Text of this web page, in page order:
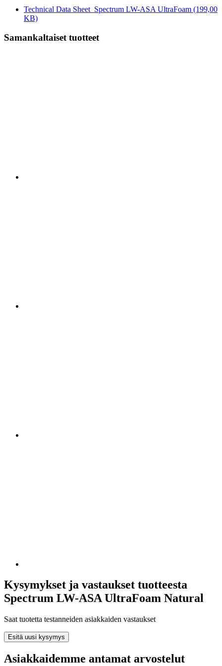
Technical Data Sheet_Spectrum LW-ASA UltraFoam (199,00
KB)
Samankaltaiset tuotteet
Kysymykset ja vastaukset tuotteesta
Spectrum LW-ASA UltraFoam Natural
Saat tuotetta testanneiden asiakkaiden vastaukset
Esitä uusi kysymys
Asiakkaidemme antamat arvostelut